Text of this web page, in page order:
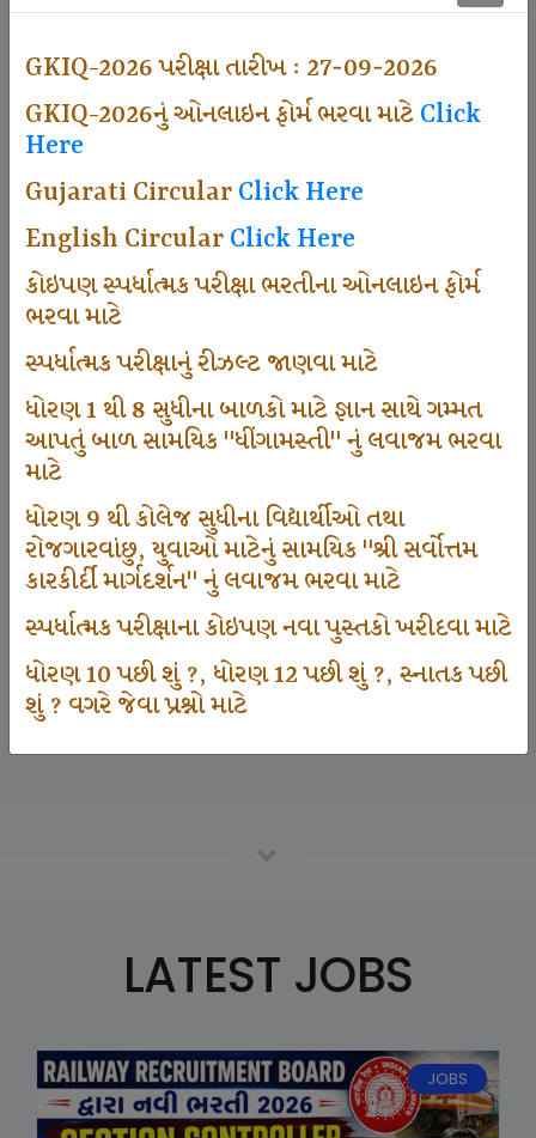
GKIQ-2026 પરીક્ષા તારીખ : 27-09-2026
GKIQ-2026નું ઓનલાઇન ફોર્મ ભરવા માટેClick
Here
Gujarati CircularClick Here
English CircularClick Here
કોઇપણ સ્પર્ધાત્મક પરીક્ષા ભરતીના ઓનલાઇન ફોર્મ
ભરવા માટે
સ્પર્ધાત્મક પરીક્ષાનું રીઝલ્ટ જાણવા માટે
ધોરણ 1 થી 8 સુધીના બાળકો માટે જ્ઞાન સાથે ગમ્મત
આપતું બાળ સામયિક "ધીંગામસ્તી" નું લવાજમ ભરવા
માટે
ધોરણ 9 થી કોલેજ સુધીના વિદ્યાર્થીઓ તથા
રોજગારવાંછુ, યુવાઓ માટેનું સામયિક "શ્રી સર્વોત્તમ
કારકીર્દી માર્ગદર્શન" નું લવાજમ ભરવા માટે
સ્પર્ધાત્મક પરીક્ષાના કોઇપણ નવા પુસ્તકો ખરીદવા માટે
ધોરણ 10 પછી શું ?, ધોરણ 12 પછી શું ?, સ્નાતક પછી
શું ? વગરે જેવા પ્રશ્નો માટે
501
Dhingamasti Subscription
672
1000
Participate School In GKIQ
125000
LATEST JOBS
JOBS